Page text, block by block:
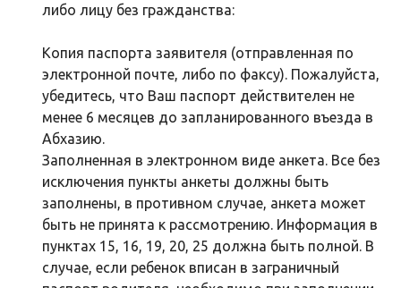
либо лицу без гражданства:
Копия паспорта заявителя (отправленная по
электронной почте, либо по факсу). Пожалуйста,
убедитесь, что Ваш паспорт действителен не
менее 6 месяцев до запланированного въезда в
Абхазию.
Заполненная в электронном виде анкета. Все без
исключения пункты анкеты должны быть
заполнены, в противном случае, анкета может
быть не принята к рассмотрению. Информация в
пунктах 15, 16, 19, 20, 25 должна быть полной. В
случае, если ребенок вписан в заграничный